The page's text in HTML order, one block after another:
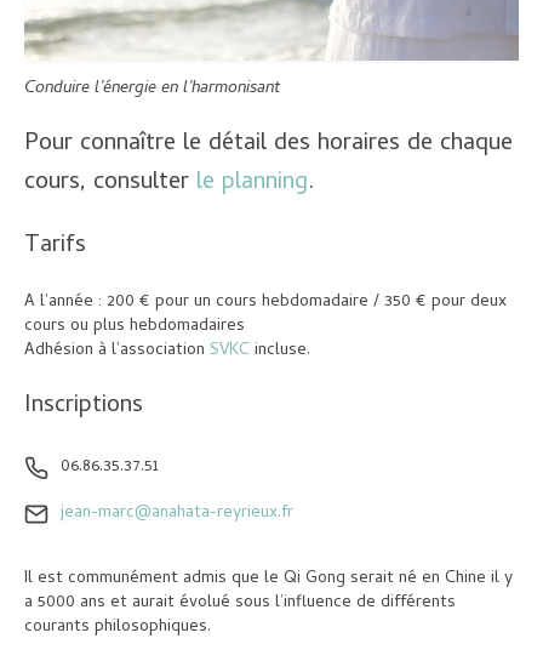
Conduire l’énergie en l’harmonisant
Pour connaître le détail des horaires de chaque
cours, consulter le planning.
Tarifs
A l’année : 200 € pour un cours hebdomadaire / 350 € pour deux
cours ou plus hebdomadaires
Adhésion à l’association SVKCincluse.
Inscriptions
06.86.35.37.51
jean-marc@anahata-reyrieux.fr
Il est communément admis que le Qi Gong serait né en Chine il y
a 5000 ans et aurait évolué sous l’influence de différents
courants philosophiques.